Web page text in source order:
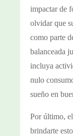
impactar de
olvidar que
como parte
balanceada
incluya
nulo
sueño en
Por último,
brindarte